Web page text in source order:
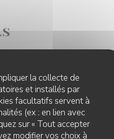
la collecte de
et installés par
facultatifs servent à
(ex : en lien avec
sur « Tout accepter
modifier vos choix à